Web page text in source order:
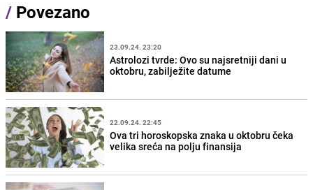
/ Povezano
23.09.24. 23:20
Astrolozi tvrde: Ovo su najsretniji dani u
oktobru, zabilježite datume
22.09.24. 22:45
Ova tri horoskopska znaka u oktobru čeka
velika sreća na polju finansija